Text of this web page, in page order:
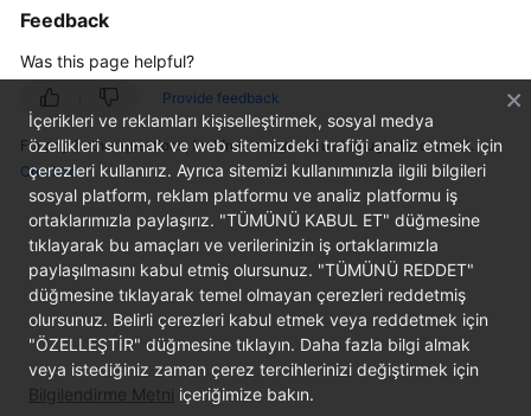
Guide
Best
Practices
Performance
White
Paper
API
Reference
SDK
Reference
Feedback
Was this page helpful?
Provide feedback
For any further questions, feel free to contact us through the chatbot.
Chatbot
İçerikleri ve reklamları kişiselleştirmek, sosyal medya
özellikleri sunmak ve web sitemizdeki trafiği analiz etmek için
çerezleri kullanırız. Ayrıca sitemizi kullanımınızla ilgili bilgileri
sosyal platform, reklam platformu ve analiz platformu iş
ortaklarımızla paylaşırız. "TÜMÜNÜ KABUL ET" düğmesine
tıklayarak bu amaçları ve verilerinizin iş ortaklarımızla
paylaşılmasını kabul etmiş olursunuz. "TÜMÜNÜ REDDET"
düğmesine tıklayarak temel olmayan çerezleri reddetmiş
olursunuz. Belirli çerezleri kabul etmek veya reddetmek için
"ÖZELLEŞTİR" düğmesine tıklayın. Daha fazla bilgi almak
veya istediğiniz zaman çerez tercihlerinizi değiştirmek için
Bilgilendirme Metni içeriğimize bakın.